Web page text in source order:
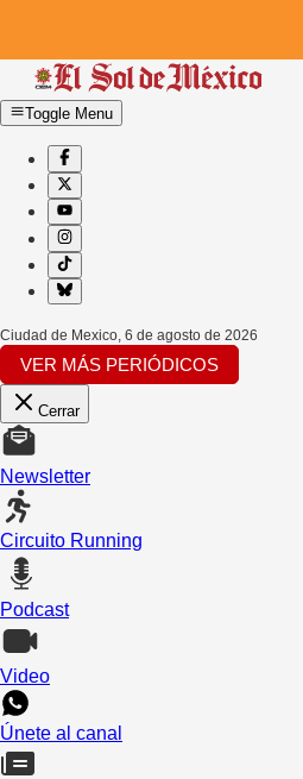
Toggle Menu
Ciudad de Mexico, 6 de agosto de 2026
VER MÁS PERIÓDICOS
Cerrar
Newsletter
Circuito Running
Podcast
Video
Únete al canal